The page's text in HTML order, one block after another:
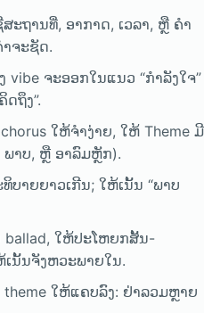
ະຖານທີ່, ອາກາດ, ເວລາ, ຫຼື ຄຳ
ຈະຊັດ.
vibe ຈະອອກໃນແນວ “ກຳລັງໃຈ”
ຖຶງ”.
ໃຫ້ຈຳງ່າຍ, ໃຫ້ Theme ມີ
ພາບ, ຫຼື ອາລົມຫຼັກ).
ບາຍຍາວເກີນ; ໃຫ້ເນັ້ນ “ພາບ
ballad, ໃຫ້ປະໂຫຍກສັ້ນ-
ເນັ້ນຈັງຫວະພາຍໃນ.
theme ໃຫ້ແຄບລົງ: ຢ່າລວມຫຼາຍ